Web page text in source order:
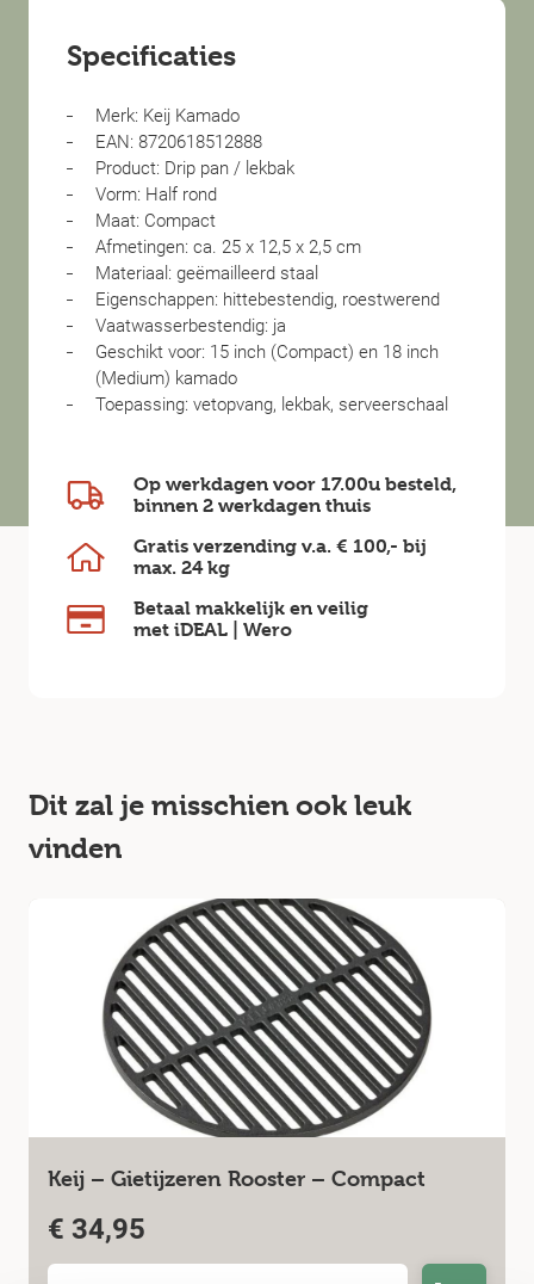
Specificaties
Merk: Keij Kamado
EAN: 8720618512888
Product: Drip pan / lekbak
Vorm: Half rond
Maat: Compact
Afmetingen: ca. 25 x 12,5 x 2,5 cm
Materiaal: geëmailleerd staal
Eigenschappen: hittebestendig, roestwerend
Vaatwasserbestendig: ja
Geschikt voor: 15 inch (Compact) en 18 inch
(Medium) kamado
Toepassing: vetopvang, lekbak, serveerschaal
Op werkdagen voor 17.00u besteld,
binnen 2 werkdagen thuis
Gratis verzending v.a. € 100,- bij
max. 24 kg
Betaal makkelijk en veilig
met iDEAL | Wero
Dit zal je misschien ook leuk
vinden
Keij – Gietijzeren Rooster – Compact
€ 34,95